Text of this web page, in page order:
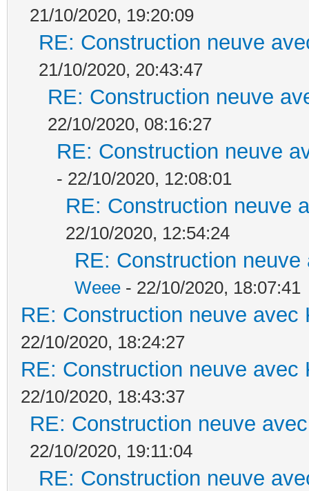
21/10/2020, 19:20:09
RE: Construction neuve
21/10/2020, 20:43:47
RE: Construction neuve
22/10/2020, 08:16:27
RE: Construction neuve
- 22/10/2020, 12:08:01
RE: Construction neuve
22/10/2020, 12:54:24
RE: Construction
Weee - 22/10/2020, 18:07:41
RE: Construction neuve avec
22/10/2020, 18:24:27
RE: Construction neuve avec
22/10/2020, 18:43:37
RE: Construction neuve
22/10/2020, 19:11:04
RE: Construction neuve